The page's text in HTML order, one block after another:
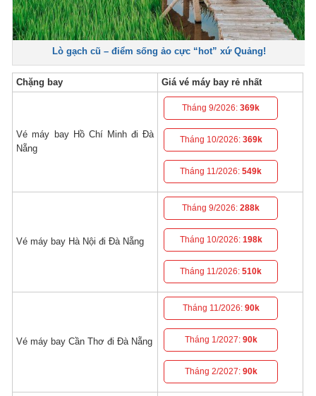
Lò gạch cũ – điểm sống ảo cực “hot” xứ Quảng!
Chặng bay Giá vé máy bay rẻ nhất
Vé máy bay Hồ Chí Minh đi Đà
Nẵng
Tháng 9/2026:369k
Tháng 10/2026: 369k
Tháng 11/2026:549k
Vé máy bay Hà Nội đi Đà Nẵng
Tháng 9/2026:288k
Tháng 10/2026: 198k
Tháng 11/2026:510k
Vé máy bay Cần Thơ đi Đà Nẵng
Tháng 11/2026: 90k
Tháng 1/2027: 90k
Tháng 2/2027: 90k